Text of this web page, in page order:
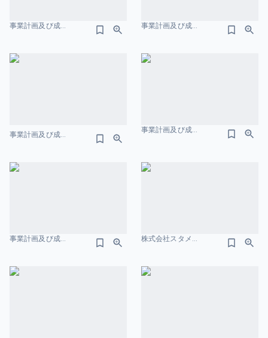
事業計画及び成長可能性に関する事項 株式会社ビタブリッドジャパン 業績のスライドデザイン 事業計画及び成長可能性に関する事項 株式会社 網屋 株主還元のスライドデザイン
事業計画及び成⻑可能性に関する事項 AnyMind Group 株式会社 2026年3⽉ 財務情報のスライドデザイン
事業計画及び成⻑可能性に関する事項 株式会社フツパー 財務情報のスライドデザイン
事業計画及び成⻑可能性に関する事項 株式会社フツパー 財務情報のスライドデザイン 株式会社スタメン 2025年12月期 第3四半期 決算説明資料 バランスシートのスライドデザイン